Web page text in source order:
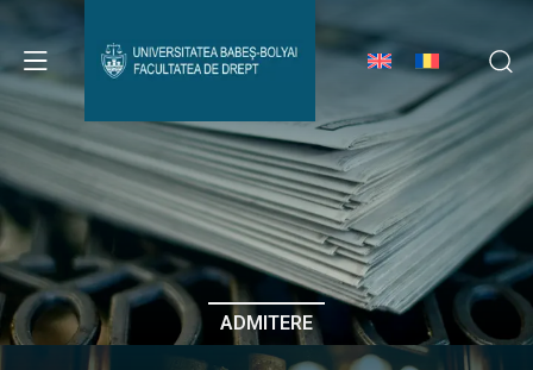
Avizier Studenți
Studii
Admitere
Erasmus & Internațional
ADMITERE